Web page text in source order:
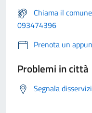
Chiama il
093474396
Prenota un
Problemi in città
Segnala